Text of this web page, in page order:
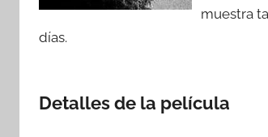
muestra
días.
Detalles de la película